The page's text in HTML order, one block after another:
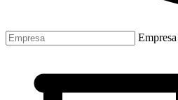
Empresa